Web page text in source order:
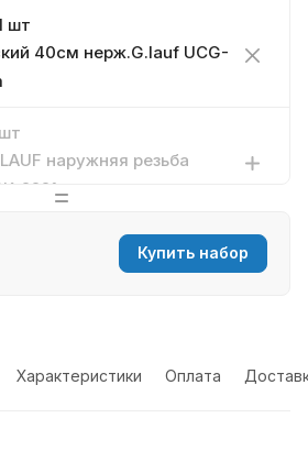
40см нерж.G.lauf UCG-
шт
наружняя резьба
2221
Купить набор
Характеристики Оплата